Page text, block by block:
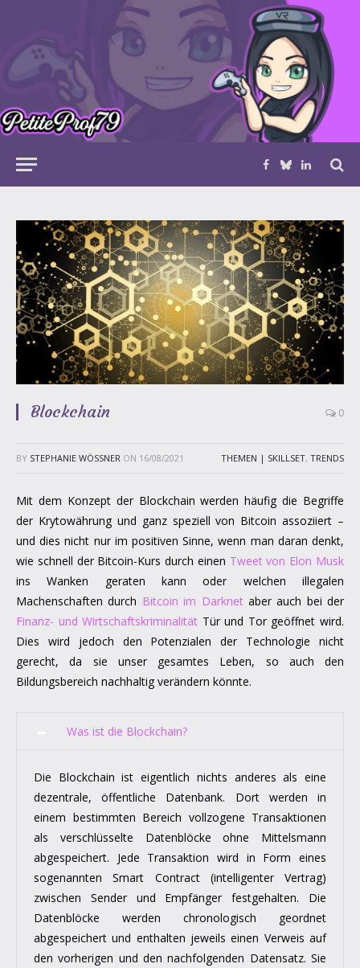
Facebook
BlueskyLinkedIn
Blockchain 0
BY STEPHANIE WÖSSNER ON 16/08/2021 THEMEN | SKILLSET, TRENDS
Mit dem Konzept der Blockchain werden häufig die Begriffe
der Krytowährung und ganz speziell von Bitcoin assoziiert –
und dies nicht nur im positiven Sinne, wenn man daran denkt,
wie schnell der Bitcoin-Kurs durch einen Tweet von Elon Musk
ins Wanken geraten kann oder welchen illegalen
Machenschaften durch Bitcoin im Darknetaber auch bei der
Finanz- und Wirtschaftskriminalität Tür und Tor geöffnet wird.
Dies wird jedoch den Potenzialen der Technologie nicht
gerecht, da sie unser gesamtes Leben, so auch den
Bildungsbereich nachhaltig verändern könnte.
Was ist die Blockchain?
Die Blockchain ist eigentlich nichts anderes als eine
dezentrale, öffentliche Datenbank. Dort werden in
einem bestimmten Bereich vollzogene Transaktionen
als verschlüsselte Datenblöcke ohne Mittelsmann
abgespeichert. Jede Transaktion wird in Form eines
sogenannten Smart Contract (intelligenter Vertrag)
zwischen Sender und Empfänger festgehalten. Die
Datenblöcke werden chronologisch geordnet
abgespeichert und enthalten jeweils einen Verweis auf
den vorherigen und den nachfolgenden Datensatz. Sie